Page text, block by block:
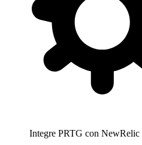
Integre PRTG con NewRelic